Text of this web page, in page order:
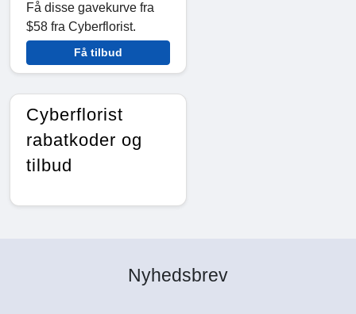
Få disse gavekurve fra
$58 fra Cyberflorist.
Få tilbud
Cyberflorist
rabatkoder og
tilbud
Nyhedsbrev